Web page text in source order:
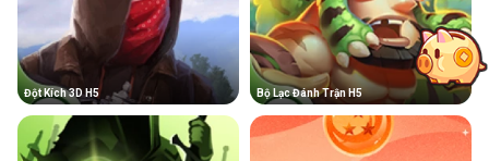
Đột Kích 3D H5 Bộ Lạc Đánh Trận H5